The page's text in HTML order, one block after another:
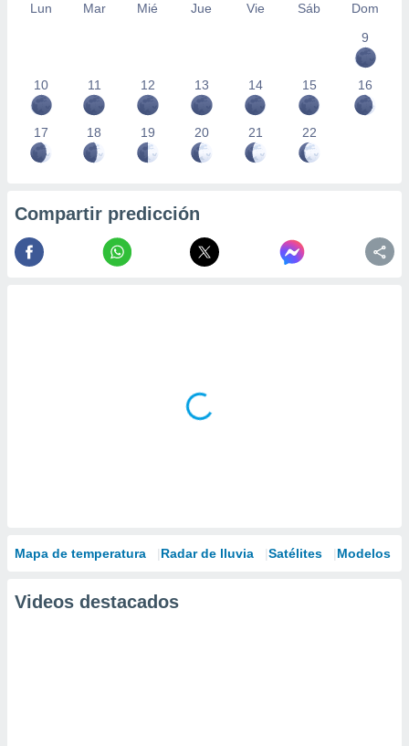
Lun Mar Mié Jue Vie Sáb
Dom
9
10 11 12 13 14 15 16
17 18 19 20 21 22
Compartir predicción
Mapa de temperatura Radar de lluvia Satélites Modelos
Videos destacados